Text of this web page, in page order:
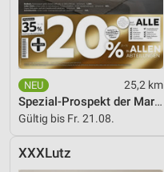
25,2 km
Spezial-Prospekt der Marken
Gültig bis Fr. 21.08.
XXXLutz